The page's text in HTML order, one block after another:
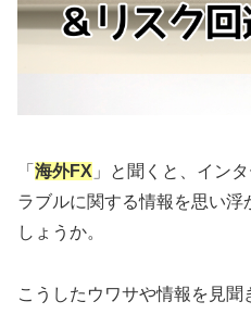
「 海外FX 」と聞くと、イン
ラブルに関する情報を思い
しょうか。
こうしたウワサや情報を見聞